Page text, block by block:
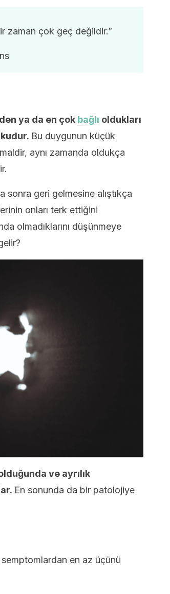
zaman çok geç değildir.”
ya da en çok bağlı oldukları
Bu duygunun küçük
aynı zamanda oldukça
sonra geri gelmesine alıştıkça
onları terk ettiğini
olmadıklarını düşünmeye
ve ayrılık
En sonunda da bir patolojiye
en az üçünü